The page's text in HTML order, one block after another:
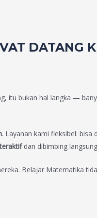
DATANG
itu bukan hal langka —
. Layanan kami fleksibel: bisa
dan dibimbing
Belajar Matematika